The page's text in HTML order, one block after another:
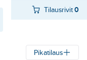
Tilausrivit 0
Pikatilaus